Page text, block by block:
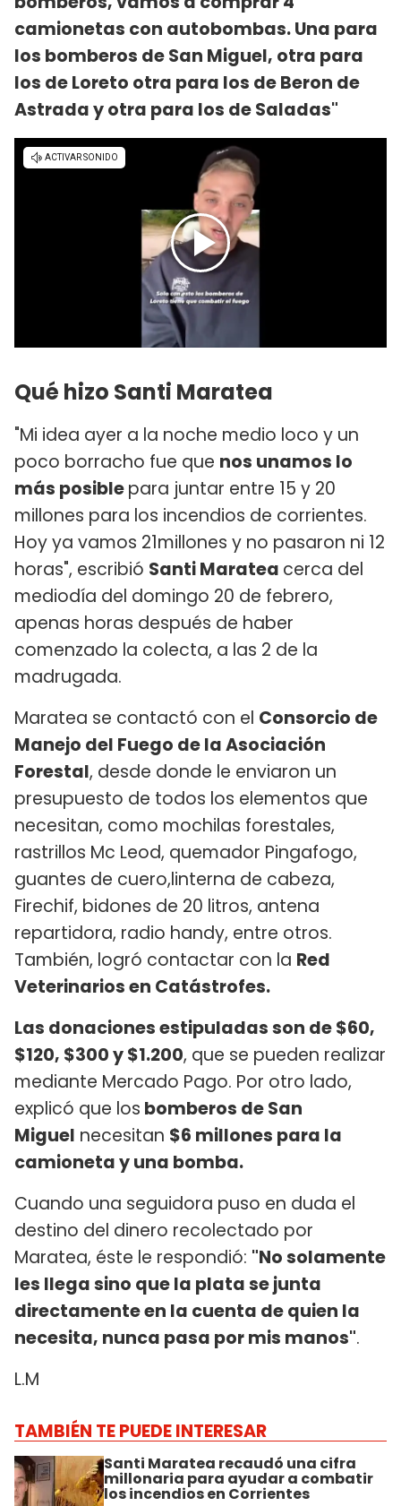
camionetas con autobombas. Una para
los bomberos de San Miguel, otra para
los de Loreto otra para los de Beron de
Astrada y otra para los de Saladas"
Qué hizo Santi Maratea
"Mi idea ayer a la noche medio loco y un
poco borracho fue que nos unamos lo
más posiblepara juntar entre 15 y 20
millones para los incendios de corrientes.
Hoy ya vamos 21millones y no pasaron ni 12
horas", escribió Santi Maratea cerca del
mediodía del domingo 20 de febrero,
apenas horas después de haber
comenzado la colecta, a las 2 de la
madrugada.
Maratea se contactó con el Consorcio de
Manejo del Fuego de la Asociación
Forestal, desde donde le enviaron un
presupuesto de todos los elementos que
necesitan, como mochilas forestales,
rastrillos Mc Leod, quemador Pingafogo,
guantes de cuero,linterna de cabeza,
Firechif, bidones de 20 litros, antena
repartidora, radio handy, entre otros.
También, logró contactar con la Red
Veterinarios en Catástrofes.
Las donaciones estipuladas son de $60,
$120, $300 y $1.200, que se pueden realizar
mediante Mercado Pago. Por otro lado,
explicó que los bomberos de San
Miguel necesitan $6 millones para la
camioneta y una bomba.
Cuando una seguidora puso en duda el
destino del dinero recolectado por
Maratea, éste le respondió: "No solamente
les llega sino que la plata se junta
directamente en la cuenta de quien la
necesita, nunca pasa por mis manos".
L.M
TAMBIÉN TE PUEDE INTERESAR
Santi Maratea recaudó una cifra
millonaria para ayudar a combatir
los incendios en Corrientes